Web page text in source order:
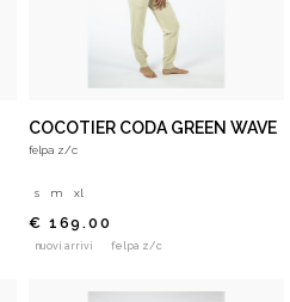
COCOTIER CODA GREEN WAVE
felpa z/c
s m xl
€ 169.00
nuovi arrivi felpa z/c